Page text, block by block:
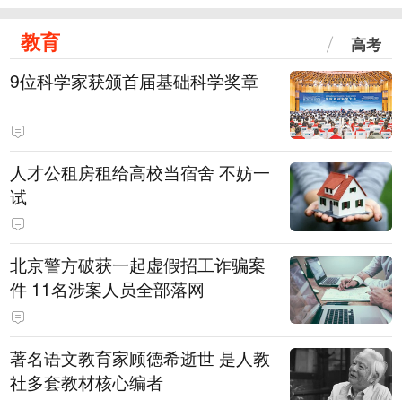
教育 高考
9位科学家获颁首届基础科学奖章
人才公租房租给高校当宿舍 不妨一
试
北京警方破获一起虚假招工诈骗案
件 11名涉案人员全部落网
著名语文教育家顾德希逝世 是人教
社多套教材核心编者